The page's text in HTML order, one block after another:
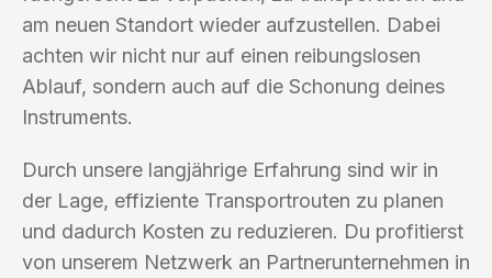
am neuen Standort wieder aufzustellen. Dabei
achten wir nicht nur auf einen reibungslosen
Ablauf, sondern auch auf die Schonung deines
Instruments.
Durch unsere langjährige Erfahrung sind wir in
der Lage, effiziente Transportrouten zu planen
und dadurch Kosten zu reduzieren. Du profitierst
von unserem Netzwerk an Partnerunternehmen in